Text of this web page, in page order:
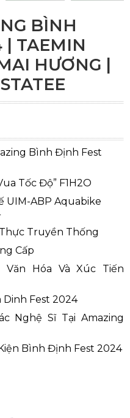
BÌNH
| TAEMIN
HƯƠNG |
Bình Định Fest
Tốc Độ” F1H2O
UIM-ABP Aquabike
Truyền Thống
Cấp
Hóa Và Xúc Tiến
Fest 2024
Nghệ Sĩ Tại Amazing
Bình Định Fest 2024